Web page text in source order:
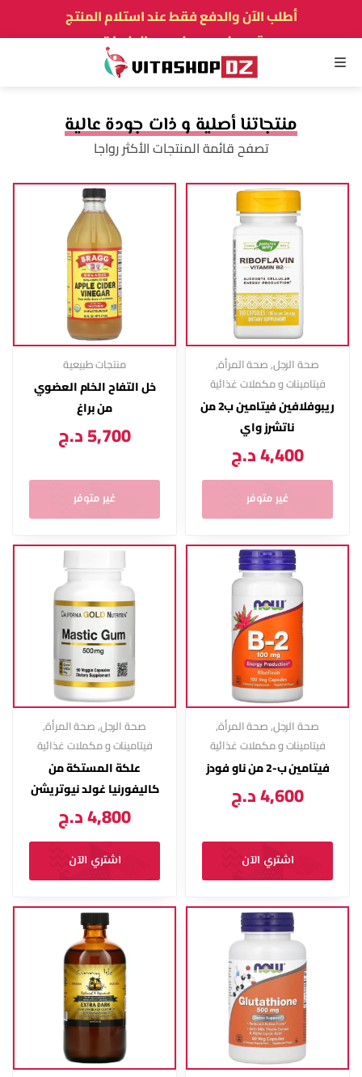
أطلب الآن والدفع فقط عند استلام المنتج
توصيل سريع لجميع الولايات
نفخر بأكثر من 5000 زبون و زبونة راضيين
القائمة
منتجاتنا أصلية و ذات جودة عالية
تصفح قائمة المنتجات الأكثر رواجا
صحة الرجل,صحة المرأة,
فيتامينات و مكملات غذائية
ريبوفلافين فيتامين ب2 من
ناتشرز واي
4,400د.ج
غير متوفر
منتجات طبيعية
خل التفاح الخام العضوي
من براغ
5,700د.ج
غير متوفر
صحة الرجل,صحة المرأة,
فيتامينات و مكملات غذائية
فيتامين ب-2 من ناو فودز
4,600د.ج
اشتري الآن
صحة الرجل,صحة المرأة,
فيتامينات و مكملات غذائية
علكة المستكة من
كاليفورنيا غولد نيوتريشن
4,800د.ج
اشتري الآن